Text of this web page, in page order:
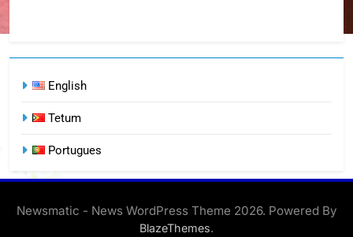
English
Tetum
Portugues
Newsmatic - News WordPress Theme 2026. Powered By
BlazeThemes.